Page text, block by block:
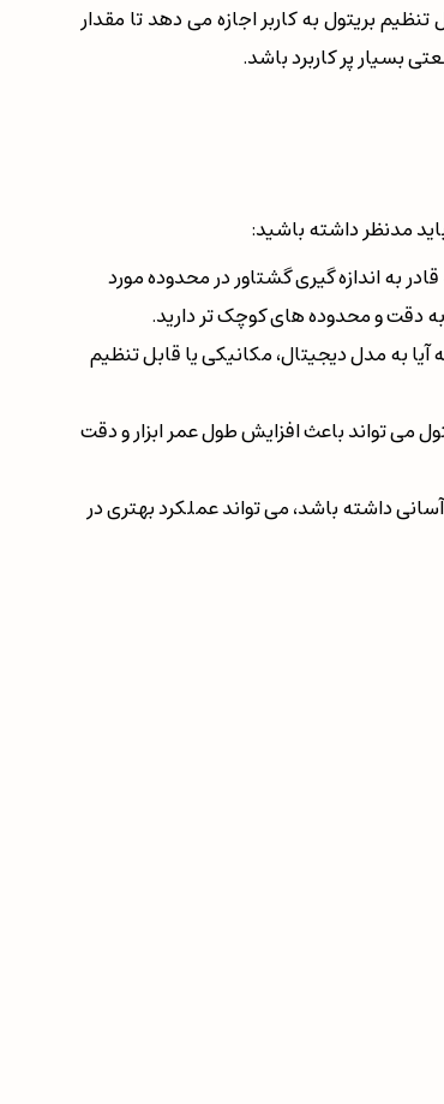
تنظیم بریتول به کاربر اجازه می دهد تا مقدار
بسیار پر کاربرد باشد.
مدنظر داشته باشید:
به اندازه گیری گشتاور در محدوده مورد
به دقت و محدوده های کوچک تر دارید.
به مدل دیجیتال، مکانیکی یا قابل تنظیم
می تواند باعث افزایش طول عمر ابزار و دقت
داشته باشد، می تواند عملکرد بهتری در